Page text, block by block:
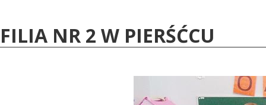
FILIA NR 2 W PIERŚĆCU